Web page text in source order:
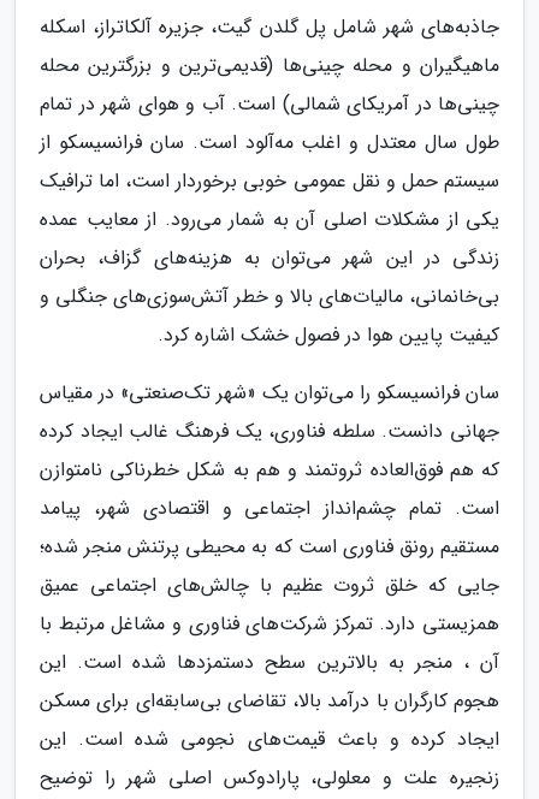
جاذبه‌های شهر شامل پل گلدن گیت، جزیره آلکاتراز، اسکله
ماهیگیران و محله چینی‌ها (قدیمی‌ترین و بزرگترین محله
چینی‌ها در آمریکای شمالی) است. آب و هوای شهر در تمام
طول سال معتدل و اغلب مه‌آلود است. سان فرانسیسکو از
سیستم حمل و نقل عمومی خوبی برخوردار است، اما ترافیک
یکی از مشکلات اصلی آن به شمار می‌رود. از معایب عمده
زندگی در این شهر می‌توان به هزینه‌های گزاف، بحران
بی‌خانمانی، مالیات‌های بالا و خطر آتش‌سوزی‌های جنگلی و
کیفیت پایین هوا در فصول خشک اشاره کرد.
سان فرانسیسکو را می‌توان یک «شهر تک‌صنعتی» در مقیاس
جهانی دانست. سلطه فناوری، یک فرهنگ غالب ایجاد کرده
که هم فوق‌العاده ثروتمند و هم به شکل خطرناکی نامتوازن
است. تمام چشم‌انداز اجتماعی و اقتصادی شهر، پیامد
مستقیم رونق فناوری است که به محیطی پرتنش منجر شده؛
جایی که خلق ثروت عظیم با چالش‌های اجتماعی عمیق
همزیستی دارد. تمرکز شرکت‌های فناوری و مشاغل مرتبط با
آن ، منجر به بالاترین سطح دستمزدها شده است. این
هجوم کارگران با درآمد بالا، تقاضای بی‌سابقه‌ای برای مسکن
ایجاد کرده و باعث قیمت‌های نجومی شده است. این
زنجیره علت و معلولی، پارادوکس اصلی شهر را توضیح